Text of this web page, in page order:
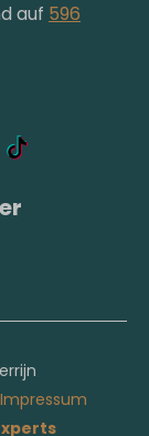
auf 596
Impressum